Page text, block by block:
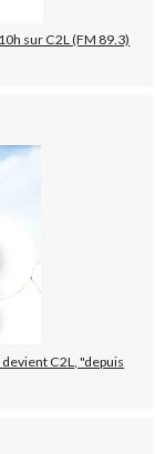
sur C2L (FM 89.3)
C2L, "depuis